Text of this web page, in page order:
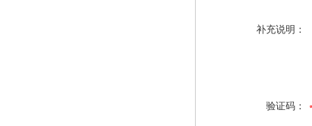
补充说明：
验证码：